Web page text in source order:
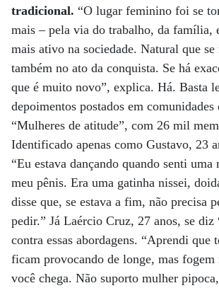
tradicional. “O lugar feminino foi se
mais – pela via do trabalho, da família,
mais ativo na sociedade. Natural que se
também no ato da conquista. Se há
que é muito novo”, explica. Há. Basta
depoimentos postados em
“Mulheres de atitude”, com 26 mil
Identificado apenas como Gustavo, 23
“Eu estava dançando quando senti uma
meu pênis. Era uma gatinha nissei,
disse que, se estava a fim, não precisa
pedir.” Já Laércio Cruz, 27 anos, se diz
contra essas abordagens. “Aprendi que
ficam provocando de longe, mas fogem
você chega. Não suporto mulher